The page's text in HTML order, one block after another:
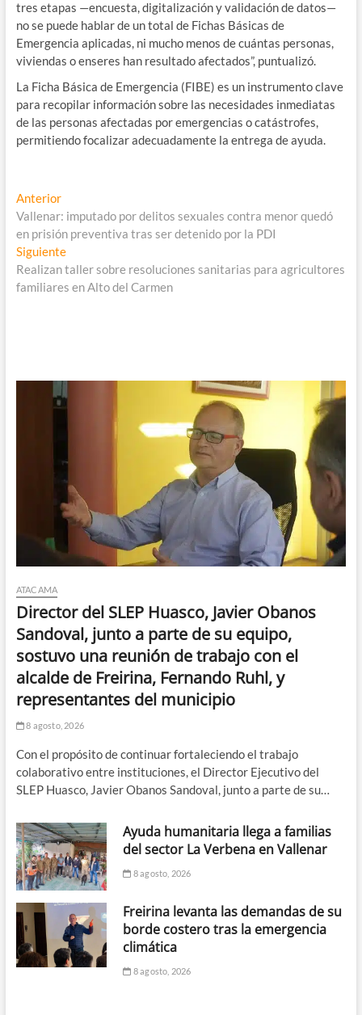
tres etapas —encuesta, digitalización y validación de datos—
no se puede hablar de un total de Fichas Básicas de
Emergencia aplicadas, ni mucho menos de cuántas personas,
viviendas o enseres han resultado afectados”, puntualizó.
La Ficha Básica de Emergencia (FIBE) es un instrumento clave
para recopilar información sobre las necesidades inmediatas
de las personas afectadas por emergencias o catástrofes,
permitiendo focalizar adecuadamente la entrega de ayuda.
Navegación
de
entradas
AnteriorEntrada
anterior:
Vallenar: imputado por delitos sexuales contra menor quedó
en prisión preventiva tras ser detenido por la PDI
SiguienteEntrada
siguiente:
Realizan taller sobre resoluciones sanitarias para agricultores
familiares en Alto del Carmen
ATACAMA
Director del SLEP Huasco, Javier Obanos
Sandoval, junto a parte de su equipo,
sostuvo una reunión de trabajo con el
alcalde de Freirina, Fernando Ruhl, y
representantes del municipio
8 agosto, 2026
Con el propósito de continuar fortaleciendo el trabajo
colaborativo entre instituciones, el Director Ejecutivo del
SLEP Huasco, Javier Obanos Sandoval, junto a parte de su…
Ayuda humanitaria llega a familias
del sector La Verbena en Vallenar
8 agosto, 2026
Freirina levanta las demandas de su
borde costero tras la emergencia
climática
8 agosto, 2026